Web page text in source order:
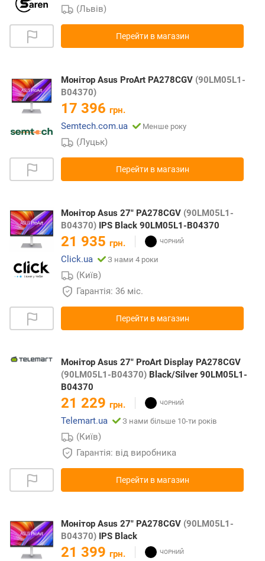
(Львів)
Перейти в магазин
Монітор Asus ProArt PA278CGV (90LM05L1-
B04370)
17 396 грн.
Semtech.com.ua
Менше року
(Луцьк)
Перейти в магазин
Монітор Asus 27" PA278CGV (90LM05L1-
B04370) IPS Black 90LM05L1-B04370
21 935 грн.
Click.ua
З нами 4 роки
(Київ)
Гарантія: 36 міс.
Перейти в магазин
Монітор Asus 27" ProArt Display PA278CGV
(90LM05L1-B04370) Black/Silver 90LM05L1-
B04370
21 229 грн.
Telemart.ua
З нами більше 10-ти років
(Київ)
Гарантія: від виробника
Перейти в магазин
Монітор Asus 27" PA278CGV (90LM05L1-
B04370) IPS Black
21 399 грн.